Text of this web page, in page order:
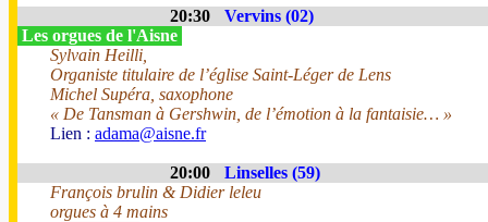
20:30
Vervins (02)
Les orgues de l'Aisne
Sylvain Heilli,
Organiste titulaire de l’église Saint-Léger de Lens
Michel Supéra, saxophone
« De Tansman à Gershwin, de l’émotion à la fantaisie… »
Lien : adama@aisne.fr
20:00
Linselles (59)
François brulin & Didier leleu
orgues à 4 mains